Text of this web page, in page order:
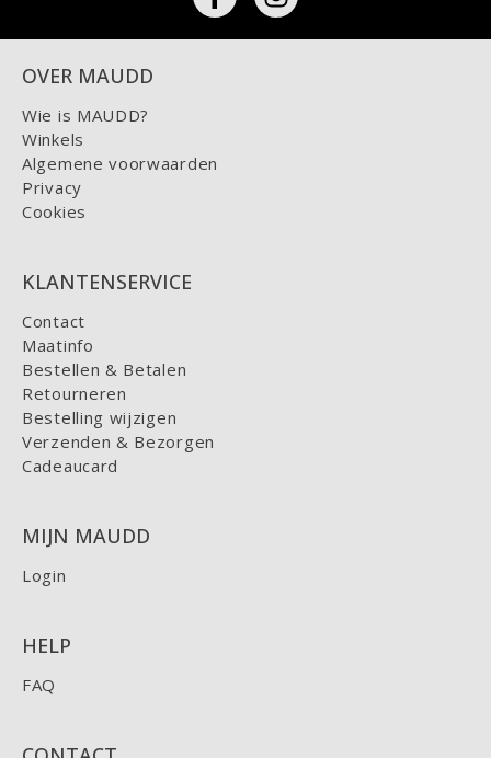
OVER MAUDD
Wie is MAUDD?
Winkels
Algemene voorwaarden
Privacy
Cookies
KLANTENSERVICE
Contact
Maatinfo
Bestellen & Betalen
Retourneren
Bestelling wijzigen
Verzenden & Bezorgen
Cadeaucard
MIJN MAUDD
Login
HELP
FAQ